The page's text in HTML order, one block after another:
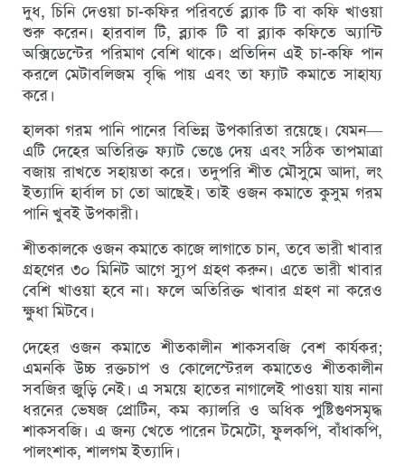
দুধ, চিনি দেওয়া চা-কফির পরিবর্তে ব্ল্যাক টি বা কফি খাওয়া
শুরু করেন। হারবাল টি, ব্ল্যাক টি বা ব্ল্যাক কফিতে অ্যান্টি
অক্সিডেন্টের পরিমাণ বেশি থাকে। প্রতিদিন এই চা-কফি পান
করলে মেটাবলিজম বৃদ্ধি পায় এবং তা ফ্যাট কমাতে সাহায্য
করে।
হালকা গরম পানি পানের বিভিন্ন উপকারিতা রয়েছে। যেমন—
এটি দেহের অতিরিক্ত ফ্যাট ভেঙে দেয় এবং সঠিক তাপমাত্রা
বজায় রাখতে সহায়তা করে। তদুপরি শীত মৌসুমে আদা, লং
ইত্যাদি হার্বাল চা তো আছেই। তাই ওজন কমাতে কুসুম গরম
পানি খুবই উপকারী।
শীতকালকে ওজন কমাতে কাজে লাগাতে চান, তবে ভারী খাবার
গ্রহণের ৩০ মিনিট আগে স্যুপ গ্রহণ করুন। এতে ভারী খাবার
বেশি খাওয়া হবে না। ফলে অতিরিক্ত খাবার গ্রহণ না করেও
ক্ষুধা মিটবে।
দেহের ওজন কমাতে শীতকালীন শাকসবজি বেশ কার্যকর;
এমনকি উচ্চ রক্তচাপ ও কোলেস্টেরল কমাতেও শীতকালীন
সবজির জুড়ি নেই। এ সময়ে হাতের নাগালেই পাওয়া যায় নানা
ধরনের ভেষজ প্রোটিন, কম ক্যালরি ও অধিক পুষ্টিগুণসমৃদ্ধ
শাকসবজি। এ জন্য খেতে পারেন টমেটো, ফুলকপি, বাঁধাকপি,
পালংশাক, শালগম ইত্যাদি।